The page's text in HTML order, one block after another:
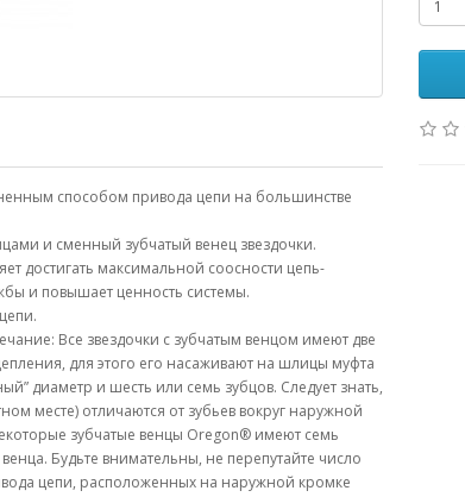
способом привода цепи на большинстве
и сменный зубчатый венец звездочки.
достигать максимальной соосности цепь-
и повышает ценность системы.
Все звездочки с зубчатым венцом имеют две
для этого его насаживают на шлицы муфта
диаметр и шесть или семь зубцов. Следует знать,
месте) отличаются от зубьев вокруг наружной
зубчатые венцы Oregon® имеют семь
Будьте внимательны, не перепутайте число
цепи, расположенных на наружной кромке